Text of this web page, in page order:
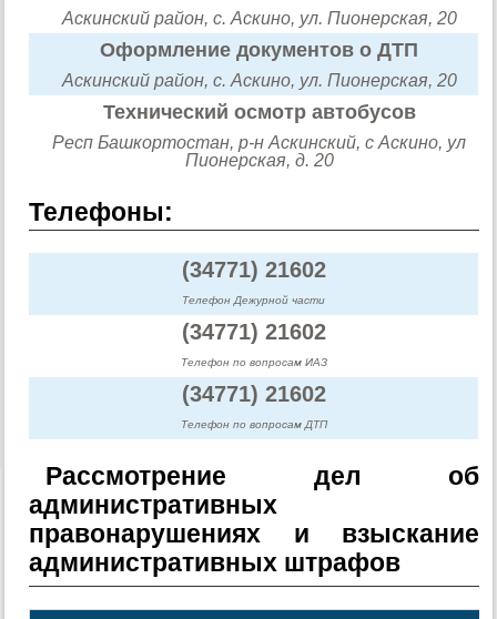
Аскинский район, с. Аскино, ул. Пионерская, 20
Оформление документов о ДТП
Аскинский район, с. Аскино, ул. Пионерская, 20
Технический осмотр автобусов
Респ Башкортостан, р-н Аскинский, с Аскино, ул
Пионерская, д. 20
Телефоны:
(34771) 21602
Телефон Дежурной части
(34771) 21602
Телефон по вопросам ИАЗ
(34771) 21602
Телефон по вопросам ДТП
Рассмотрение дел об
административных
правонарушениях и взыскание
административных штрафов